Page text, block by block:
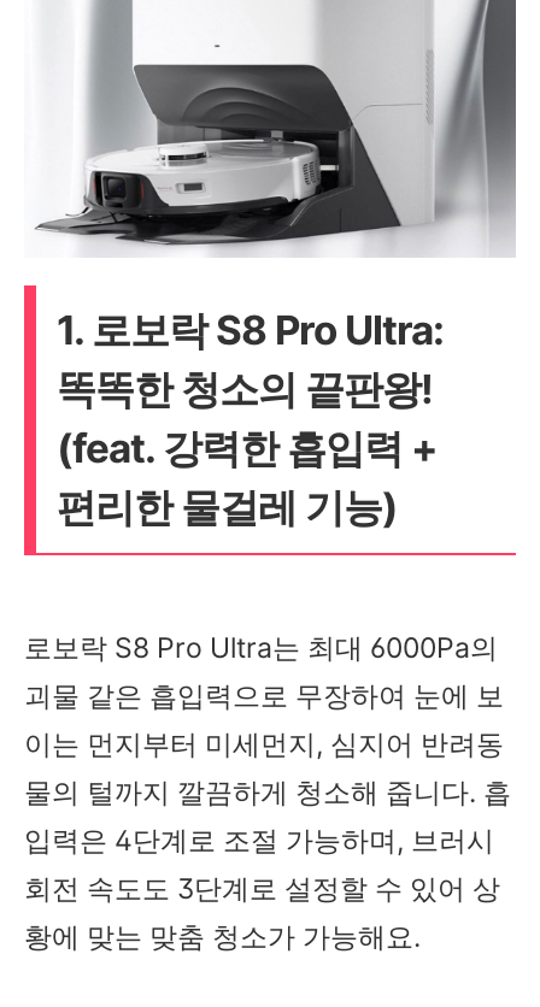
1. 로보락 S8 Pro Ultra:
똑똑한 청소의 끝판왕!
(feat. 강력한 흡입력 +
편리한 물걸레 기능)
로보락 S8 Pro Ultra는 최대 6000Pa의
괴물 같은 흡입력으로 무장하여 눈에 보
이는 먼지부터 미세먼지, 심지어 반려동
물의 털까지 깔끔하게 청소해 줍니다. 흡
입력은 4단계로 조절 가능하며, 브러시
회전 속도도 3단계로 설정할 수 있어 상
황에 맞는 맞춤 청소가 가능해요.